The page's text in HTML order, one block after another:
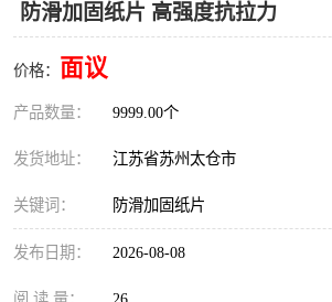
防滑加固纸片 高强度抗拉力
价格： 面议
产品数量： 9999.00个
发货地址： 江苏省苏州太仓市
关键词： 防滑加固纸片
发布日期： 2026-08-08